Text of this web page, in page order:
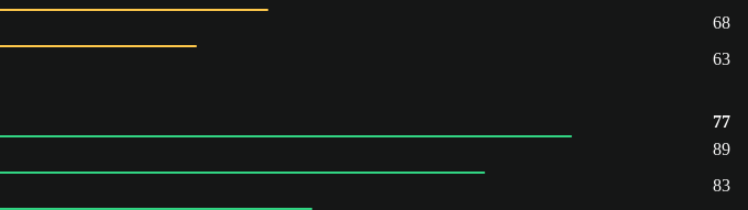
68
63
77
89
83